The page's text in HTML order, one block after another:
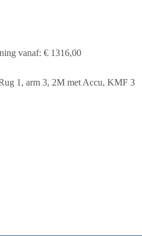
vanaf: € 1316,00
1, arm 3, 2M met Accu, KMF 3